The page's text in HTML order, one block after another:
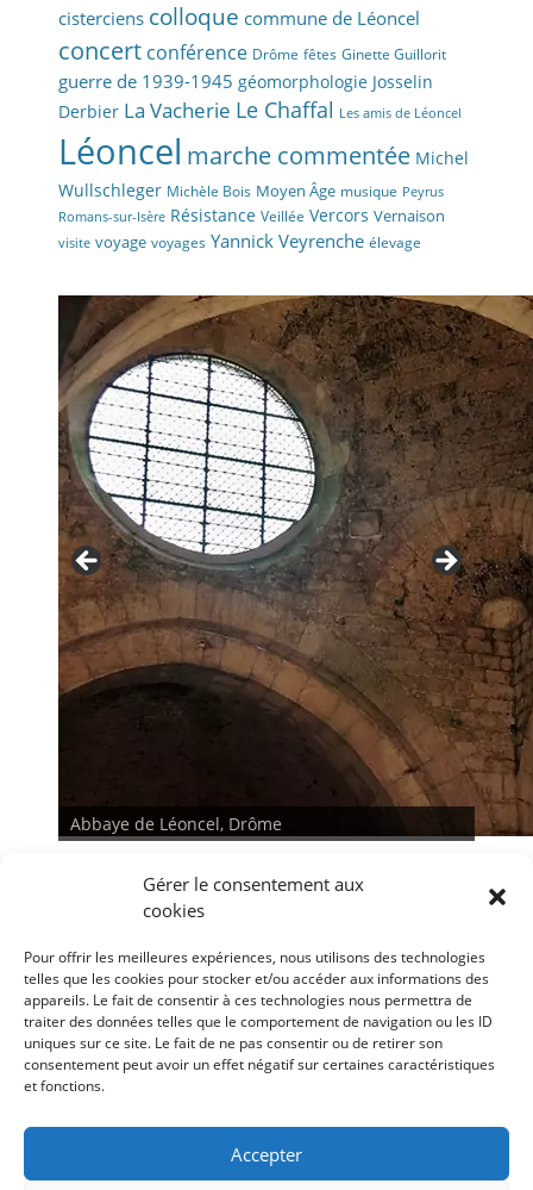
Gérer le consentement aux
cookies
Pour offrir les meilleures expériences, nous utilisons des technologies
telles que les cookies pour stocker et/ou accéder aux informations des
appareils. Le fait de consentir à ces technologies nous permettra de
traiter des données telles que le comportement de navigation ou les ID
uniques sur ce site. Le fait de ne pas consentir ou de retirer son
consentement peut avoir un effet négatif sur certaines caractéristiques
et fonctions.
Accepter
cisterciens colloque commune de Léoncel
concert conférence Drôme fêtes Ginette Guillorit
guerre de 1939-1945 géomorphologie Josselin
Derbier La Vacherie Le Chaffal Les amis de Léoncel
Léoncel marche commentée Michel
Wullschleger Michèle Bois Moyen Âge musique Peyrus
Romans-sur-Isère Résistance Veillée Vercors Vernaison
visite voyage voyages Yannick Veyrenche élevage
Abbaye de Léoncel, Drôme
< >
Conditions générales
Déclaration de confidentialité